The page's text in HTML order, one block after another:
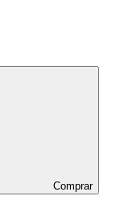
Comprar